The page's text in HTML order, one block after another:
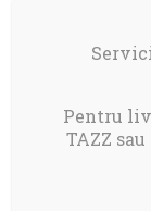
Taxa
Pentru
TAZZ